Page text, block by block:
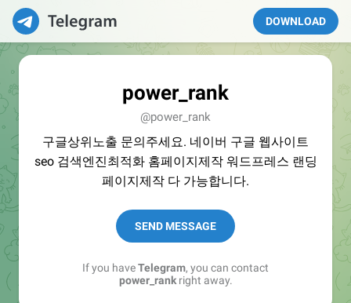
DOWNLOAD
power_rank
@power_rank
구글상위노출 문의주세요. 네이버 구글 웹사이트
seo 검색엔진최적화 홈페이지제작 워드프레스 랜딩
페이지제작 다 가능합니다.
SEND MESSAGE
If you haveTelegram, you can contact
power_rankright away.